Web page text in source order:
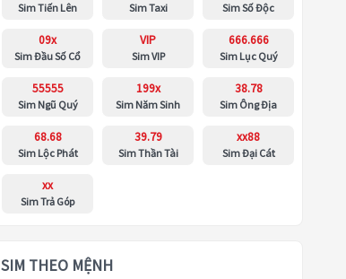
Sim Tiến Lên Sim Taxi Sim Số Độc
09x
Sim Đầu Số Cổ
VIP
Sim VIP
666.666
Sim Lục Quý
55555
Sim Ngũ Quý
199x
Sim Năm Sinh
38.78
Sim Ông Địa
68.68
Sim Lộc Phát
39.79
Sim Thần Tài
xx88
Sim Đại Cát
xx
Sim Trả Góp
SIM THEO MỆNH